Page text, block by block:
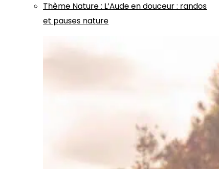
Thème Nature: L’Aude en douceur : randos
et pauses nature